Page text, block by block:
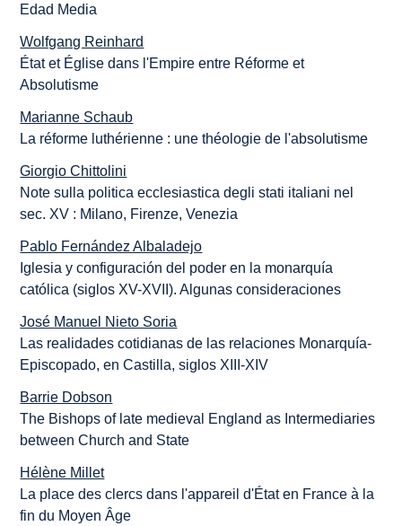
Edad Media
Wolfgang Reinhard
État et Église dans l'Empire entre Réforme et
Absolutisme
Marianne Schaub
La réforme luthérienne : une théologie de l'absolutisme
Giorgio Chittolini
Note sulla politica ecclesiastica degli stati italiani nel
sec. XV : Milano, Firenze, Venezia
Pablo Fernández Albaladejo
Iglesia y configuración del poder en la monarquía
católica (siglos XV-XVII). Algunas consideraciones
José Manuel Nieto Soria
Las realidades cotidianas de las relaciones Monarquía-
Episcopado, en Castilla, siglos XIII-XIV
Barrie Dobson
The Bishops of late medieval England as Intermediaries
between Church and State
Hélène Millet
La place des clercs dans l'appareil d'État en France à la
fin du Moyen Âge